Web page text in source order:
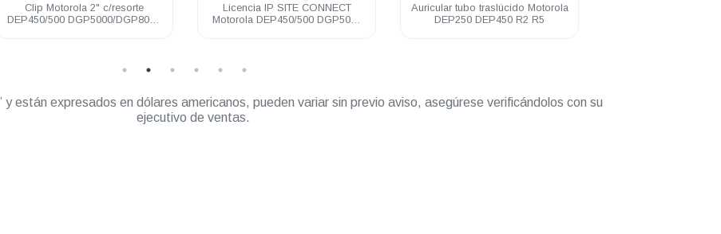
Clip Motorola 2" c/resorte
DEP450/500 DGP5000/DGP8000
Licencia IP SITE CONNECT
Motorola DEP450/500 DGP5000
Auricular tubo traslúcido Motorola
DEP250 DEP450 R2 R5
y están expresados en dólares americanos, pueden variar sin previo aviso, asegúrese verificándolos con su
ejecutivo de ventas.